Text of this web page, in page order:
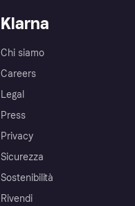
Klarna
Chi siamo
Careers
Legal
Press
Privacy
Sicurezza
Sostenibilità
Rivendi